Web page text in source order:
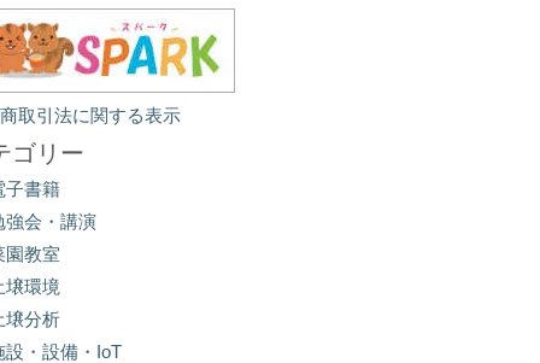
取引法に関する表示
ゴリー
子書籍
強会・講演
園教室
壌環境
壌分析
設・設備・IoT